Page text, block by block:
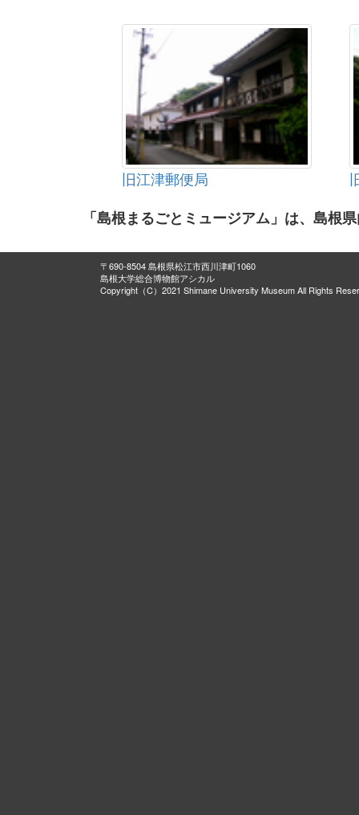
旧江津郵便局
「島根まるごとミュージアム」は、島根
〒690-8504 島根県松江市西川津町1060
島根大学総合博物館アシカル
Copyright（C）2021 Shimane University Museum All Rights